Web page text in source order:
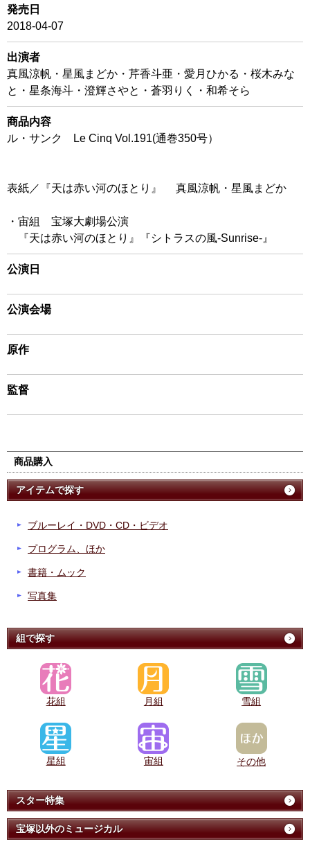
発売日
2018-04-07
出演者
真風涼帆・星風まどか・芹香斗亜・愛月ひかる・桜木みな
と・星条海斗・澄輝さやと・蒼羽りく・和希そら
商品内容
ル・サンク Le Cinq Vol.191(通巻350号）
表紙／『天は赤い河のほとり』 真風涼帆・星風まどか
・宙組 宝塚大劇場公演
『天は赤い河のほとり』『シトラスの風-Sunrise-』
公演日
公演会場
原作
監督
商品購入
アイテムで探す
ブルーレイ・DVD・CD・ビデオ
プログラム、ほか
書籍・ムック
写真集
組で探す
花組 月組 雪組
星組 宙組 その他
スター特集
宝塚以外のミュージカル